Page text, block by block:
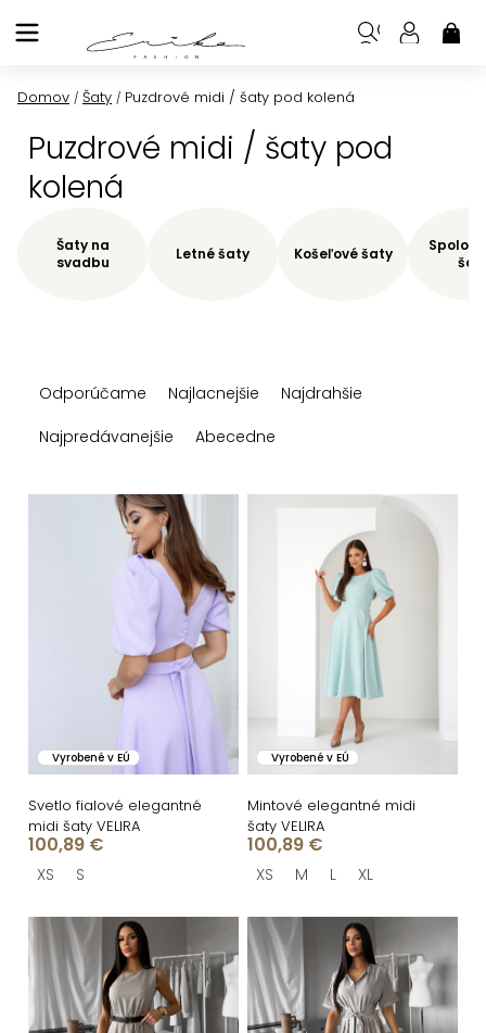
na
Domov / Šaty / Puzdrové midi / šaty pod kolená
Puzdrové midi / šaty pod
kolená
Šaty na
svadbu
Letné šaty Košeľové šaty
a
d
n
u
k
t
o
v
Odporúčame Najlacnejšie
Najdrahšie
Najpredávanejšie
Abecedne
o
d
u
k
o
v
Vyrobené v EÚ
Svetlo fialové elegantné
midi šaty VELIRA
100,89 €
XS S
Vyrobené v EÚ
Mintové elegantné midi
šaty VELIRA
100,89 €
XS M L XL